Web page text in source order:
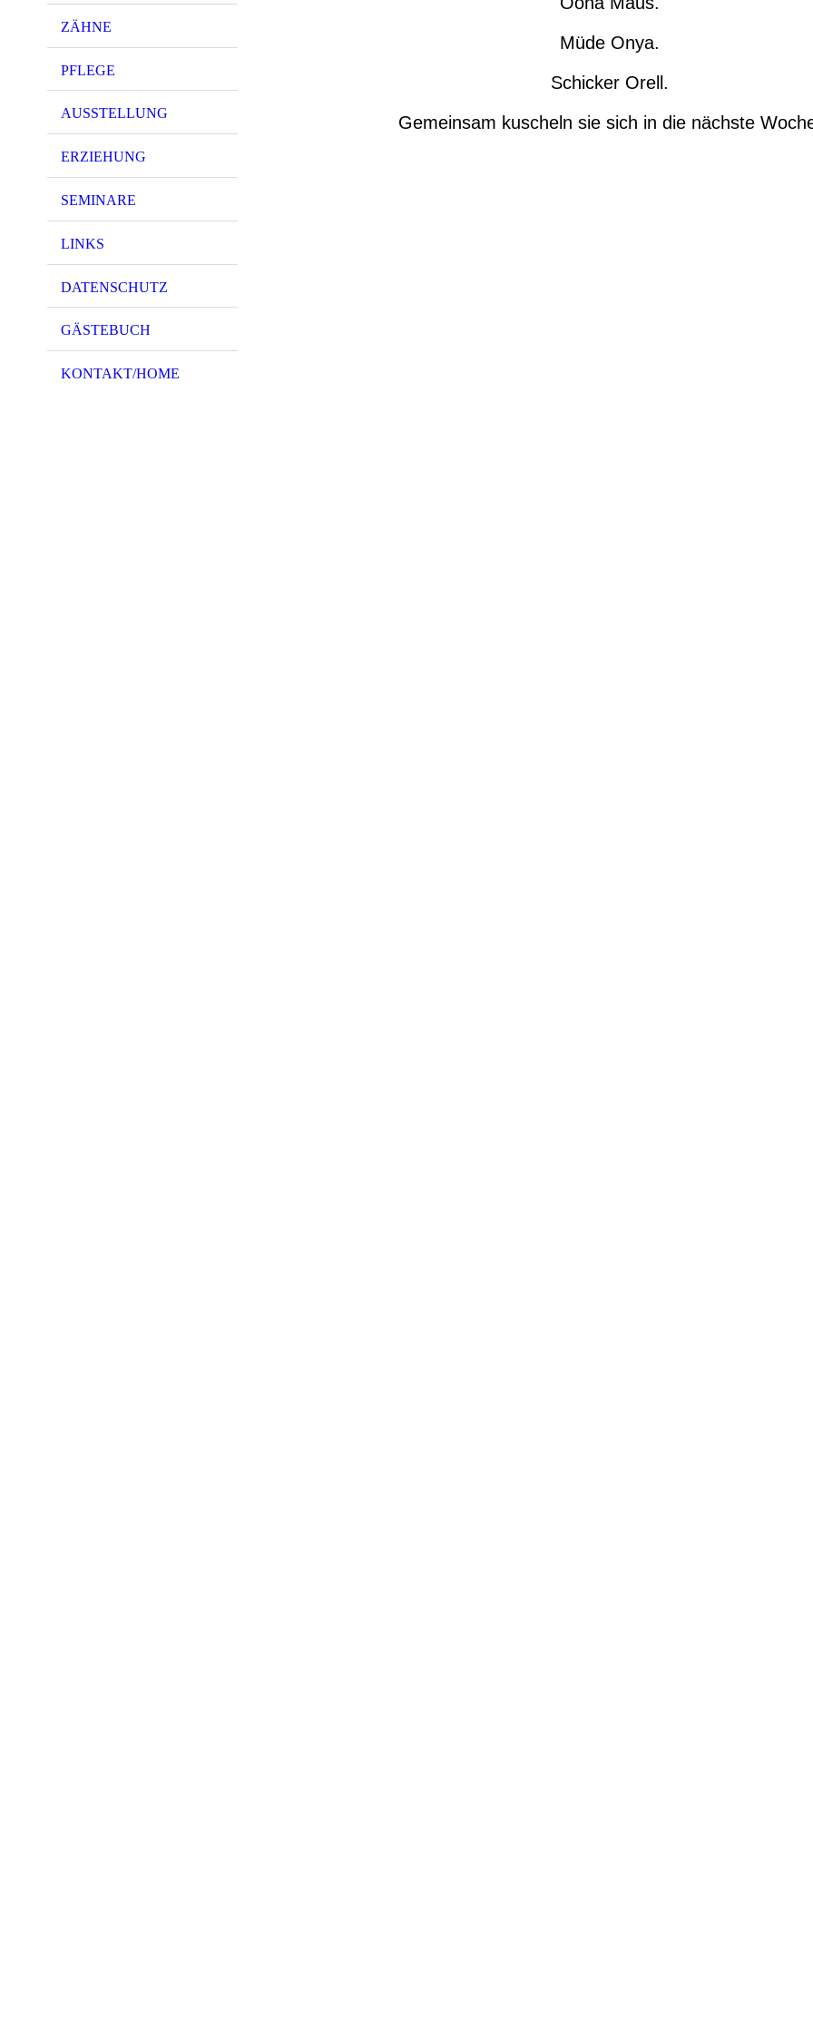
ZÄHNE
PFLEGE
AUSSTELLUNG
ERZIEHUNG
SEMINARE
LINKS
DATENSCHUTZ
GÄSTEBUCH
KONTAKT/HOME
Müde Onya.
Schicker Orell.
Gemeinsam kuscheln sie sich in die nächste